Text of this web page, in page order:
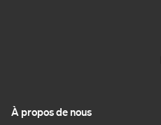
À propos de nous